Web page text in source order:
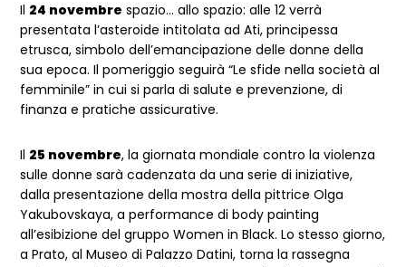
Il 24 novembre spazio… allo spazio: alle 12 verrà
presentata l’asteroide intitolata ad Ati, principessa
etrusca, simbolo dell’emancipazione delle donne della
sua epoca. Il pomeriggio seguirà “Le sfide nella società al
femminile” in cui si parla di salute e prevenzione, di
finanza e pratiche assicurative.
Il 25 novembre, la giornata mondiale contro la violenza
sulle donne sarà cadenzata da una serie di iniziative,
dalla presentazione della mostra della pittrice Olga
Yakubovskaya, a performance di body painting
all’esibizione del gruppo Women in Black. Lo stesso giorno,
a Prato, al Museo di Palazzo Datini, torna la rassegna